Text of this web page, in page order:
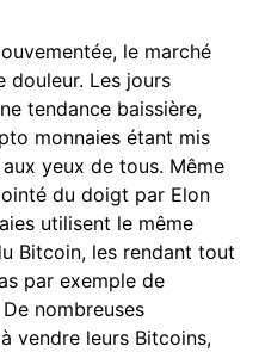
le marché
douleur. Les jours
tendance baissière,
monnaies étant mis
yeux de tous. Même
du doigt par Elon
utilisent le même
Bitcoin, les rendant tout
par exemple de
nombreuses
vendre leurs Bitcoins,